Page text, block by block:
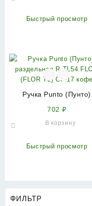
Быстрый просмотр
Ручка Punto (Пунто)
702 ₽
В корзину
Быстрый просмотр
ФИЛЬТР